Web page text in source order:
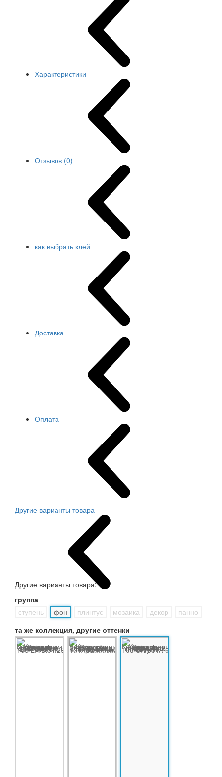
Характеристики
Отзывов (0)
как выбрать клей
Доставка
Оплата
Другие варианты товара
Другие варианты товара:
группа
ступень
фон плинтус мозаика декор
панно
та же коллекция, другие оттенки